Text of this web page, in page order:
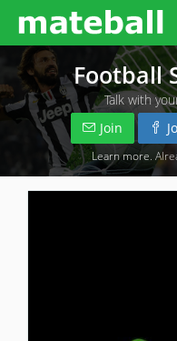
Football
Talk with
Join
Learn more .